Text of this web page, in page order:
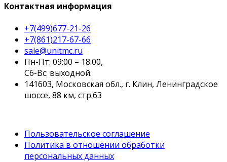
Контактная информация
+7(499)677-21-26
+7(861)217-67-66
sale@unitmc.ru
Пн-Пт: 09:00 – 18:00,
Сб-Вс: выходной.
141603, Московская обл., г. Клин, Ленинградское
шоссе, 88 км, стр.63
Пользовательское соглашение
Политика в отношении обработки
персональных данных